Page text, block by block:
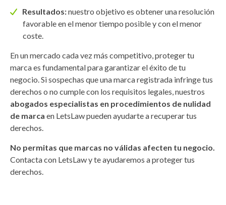
Resultados:nuestro objetivo es obtener una resolución
favorable en el menor tiempo posible y con el menor
coste.
En un mercado cada vez más competitivo, proteger tu
marca es fundamental para garantizar el éxito de tu
negocio. Si sospechas que una marca registrada infringe tus
derechos o no cumple con los requisitos legales, nuestros
abogados especialistas en procedimientos de nulidad
de marca en LetsLaw pueden ayudarte a recuperar tus
derechos.
No permitas que marcas no válidas afecten tu negocio.
Contacta con LetsLaw y te ayudaremos a proteger tus
derechos.